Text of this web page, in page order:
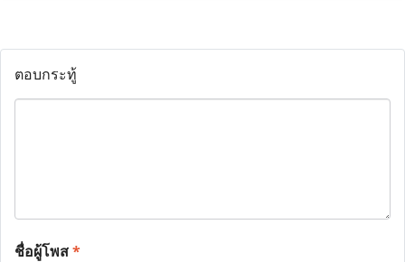
ตอบกระทู้
ชื่อผู้โพส*